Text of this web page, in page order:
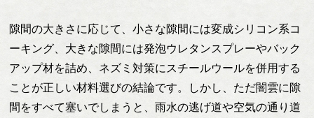
隙間の大きさに応じて、小さな隙間には変成シリコン系コ
ーキング、大きな隙間には発泡ウレタンスプレーやバック
アップ材を詰め、ネズミ対策にスチールウールを併用する
ことが正しい材料選びの結論です。しかし、ただ闇雲に隙
間をすべて塞いでしまうと、雨水の逃げ道や空気の通り道